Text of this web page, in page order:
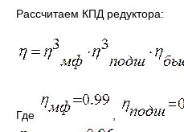
Рассчитаем КПД редуктора:
Где